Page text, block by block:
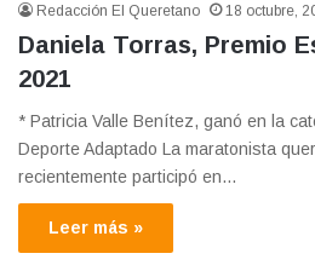
Redacción El Queretano 18 octubre,
Daniela Torras, Premio
2021
* Patricia Valle Benítez, ganó en la
Deporte Adaptado La maratonista
recientemente participó en…
Leer más »